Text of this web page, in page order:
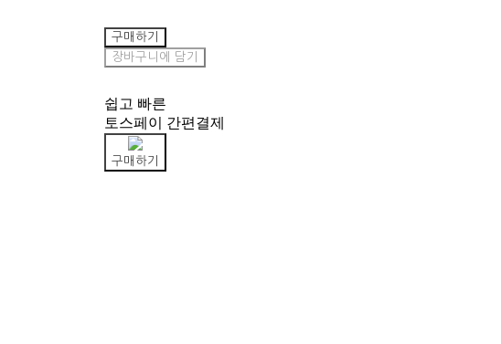
구매하기
장바구니에 담기
쉽고 빠른
토스페이 간편결제
구매하기